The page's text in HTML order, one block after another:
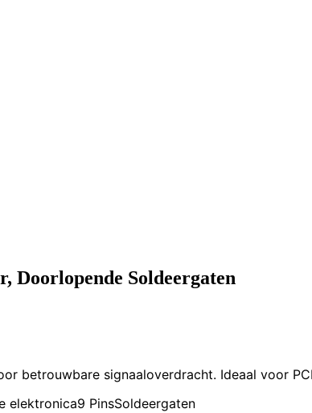
Doorlopende Soldeergaten
betrouwbare signaaloverdracht. Ideaal voor
elektronica9 PinsSoldeergaten